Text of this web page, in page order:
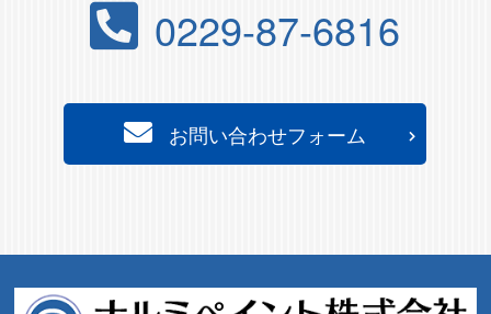
0229-87-6816
お問い合わせフォーム